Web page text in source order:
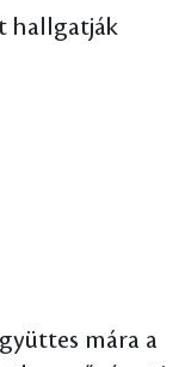
hallgatják
mára a